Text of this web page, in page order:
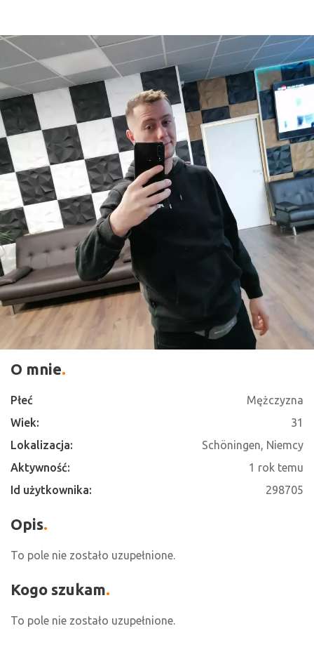
O mnie
Płeć
Mężczyzna
Wiek:
31
Lokalizacja:
Schöningen, Niemcy
Aktywność:
1 rok temu
Id użytkownika:
298705
Opis
To pole nie zostało uzupełnione.
Kogo szukam
To pole nie zostało uzupełnione.